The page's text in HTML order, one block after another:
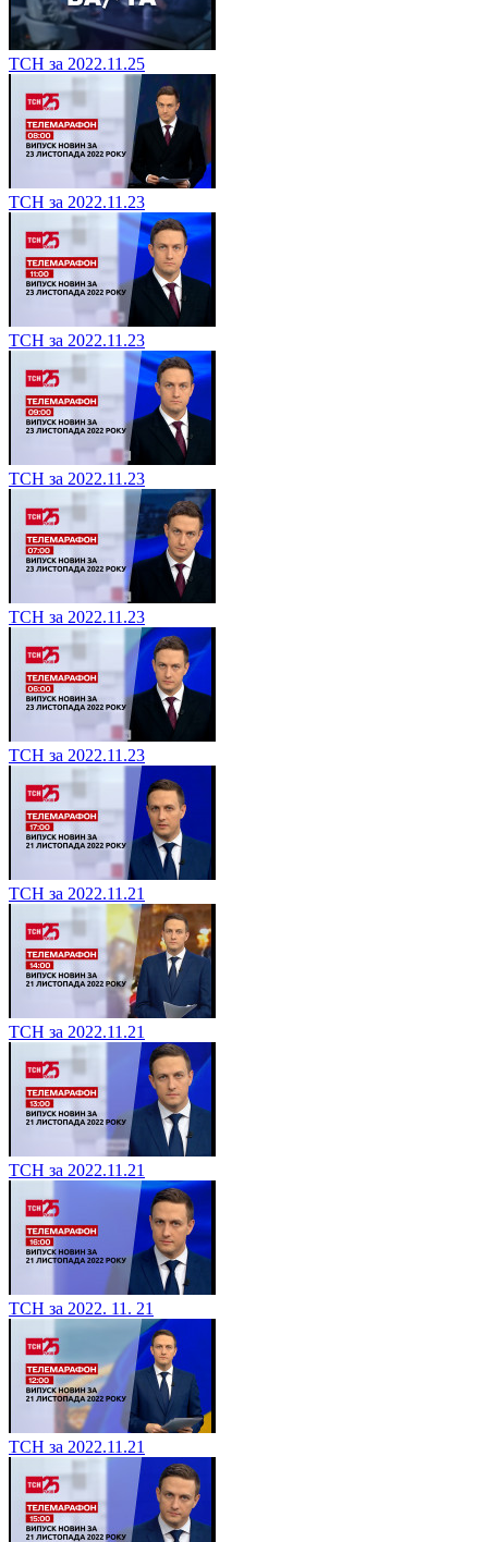
ТСН за 2022.11.25
ТСН за 2022.11.23
ТСН за 2022.11.23
ТСН за 2022.11.23
ТСН за 2022.11.23
ТСН за 2022.11.23
ТСН за 2022.11.21
ТСН за 2022.11.21
ТСН за 2022.11.21
ТСН за 2022. 11. 21
ТСН за 2022.11.21